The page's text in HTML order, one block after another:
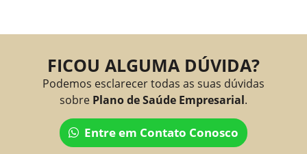
FICOU ALGUMA DÚVIDA?
Podemos esclarecer todas as suas dúvidas
sobre Plano de Saúde Empresarial.
Entre em Contato Conosco